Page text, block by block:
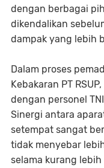
dengan berbagai
dikendalikan
dampak yang lebih
Dalam proses
Kebakaran PT
dengan personel
Sinergi antara
setempat sangat
tidak menyebar
selama kurang